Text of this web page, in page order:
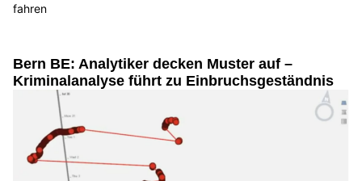
fahren
Bern BE: Analytiker decken Muster auf –
Kriminalanalyse führt zu Einbruchsgeständnis